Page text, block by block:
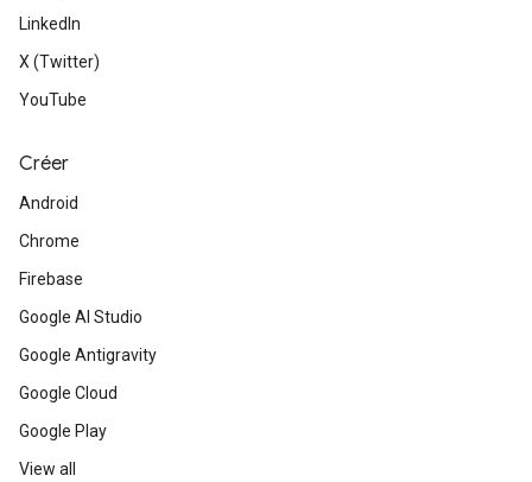
LinkedIn
X (Twitter)
YouTube
Créer
Android
Chrome
Firebase
Google AI Studio
Google Antigravity
Google Cloud
Google Play
View all